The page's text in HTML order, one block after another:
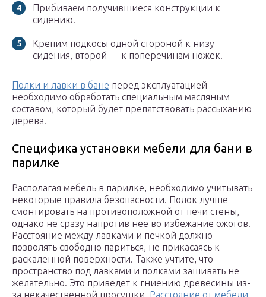
Прибиваем получившиеся конструкции к
сидению.
Крепим подкосы одной стороной к низу
сидения, второй — к поперечинам ножек.
Полки и лавки в бане перед эксплуатацией
необходимо обработать специальным масляным
составом, который будет препятствовать рассыханию
дерева.
Специфика установки мебели для бани в
парилке
Располагая мебель в парилке, необходимо учитывать
некоторые правила безопасности. Полок лучше
смонтировать на противоположной от печи стены,
однако не сразу напротив нее во избежание ожогов.
Расстояние между лавками и печкой должно
позволять свободно париться, не прикасаясь к
раскаленной поверхности. Также учтите, что
пространство под лавками и полками зашивать не
желательно. Это приведет к гниению древесины из-
за некачественной просушки. Расстояние от мебели